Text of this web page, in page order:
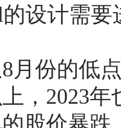
设计需
月份的低
，2023